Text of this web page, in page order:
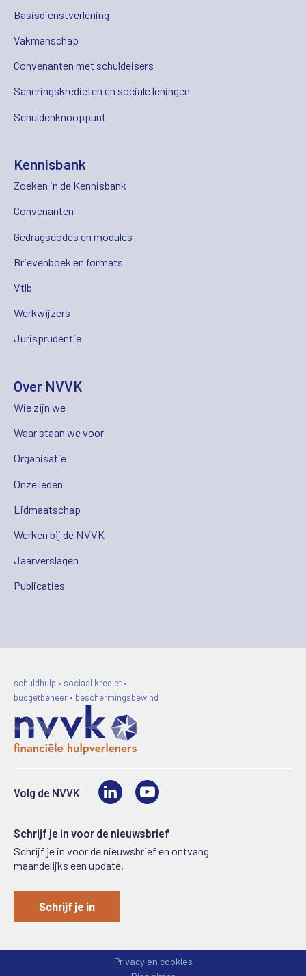
Basisdienstverlening
Vakmanschap
Convenanten met schuldeisers
Saneringskredieten en sociale leningen
Schuldenknooppunt
Kennisbank
Zoeken in de Kennisbank
Convenanten
Gedragscodes en modules
Brievenboek en formats
Vtlb
Werkwijzers
Jurisprudentie
Over NVVK
Wie zijn we
Waar staan we voor
Organisatie
Onze leden
Lidmaatschap
Werken bij de NVVK
Jaarverslagen
Publicaties
schuldhulp • sociaal krediet •
budgetbeheer • beschermingsbewind
Volg de NVVK LinkedIn
Schrijf je in voor de nieuwsbrief
Schrijf je in voor de nieuwsbrief en ontvang
maandelijks een update.
Schrijf je in
Privacy en cookies